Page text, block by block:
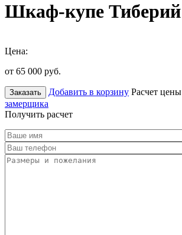
Шкаф-купе Тиберий
Цена:
от 65 000 руб.
Заказать Добавить в корзину Расчет цены
замерщика
Получить расчет